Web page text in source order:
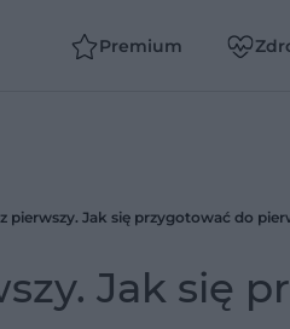
Premium
pierwszy. Jak się przygotować do
Jak się